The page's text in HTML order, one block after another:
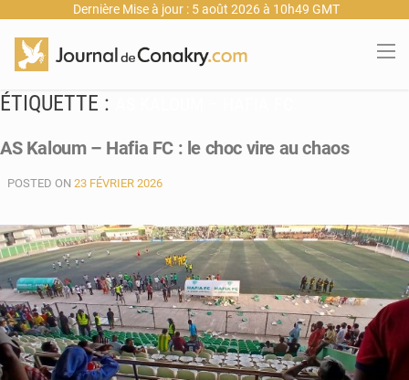
Dernière Mise à jour : 5 août 2026 à 10h49 GMT
ÉTIQUETTE :
AS Kaloum – Hafia FC : le choc vire au chaos
POSTED ON 23 FÉVRIER 2026